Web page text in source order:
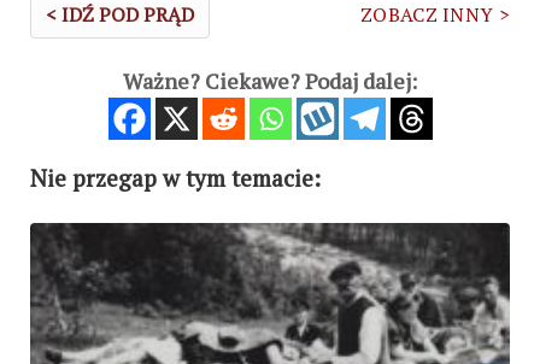
< IDŹ POD PRĄD ZOBACZ INNY >
Ważne? Ciekawe? Podaj dalej:
Nie przegap w tym temacie: